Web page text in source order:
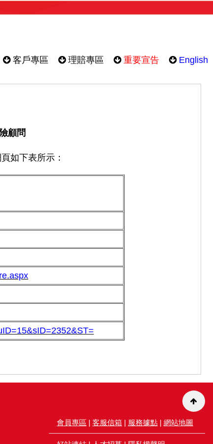
客戶專區 理賠專區 重要宣告 English
顧問
如下表所示：
會員專區 | 客服信箱 | 服務據點| 網站地圖